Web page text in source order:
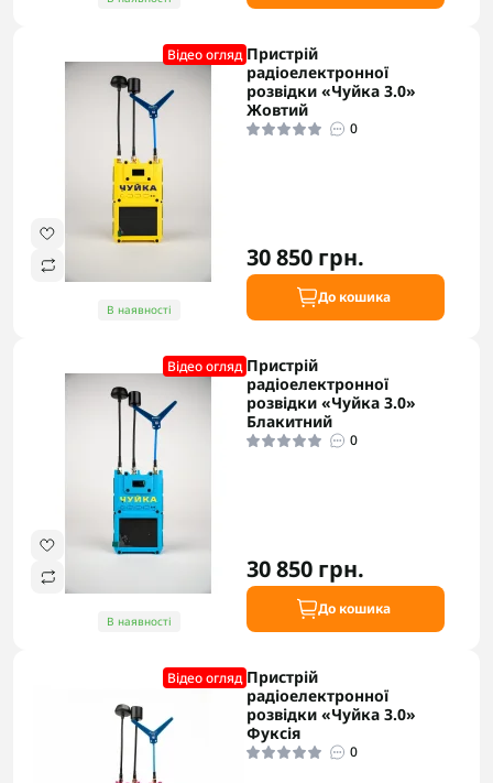
Відео огляд
В наявності
Пристрій
радіоелектронної
розвідки «Чуйка 3.0»
Жовтий
0
30 850 грн.
До кошика
Відео огляд
В наявності
Пристрій
радіоелектронної
розвідки «Чуйка 3.0»
Блакитний
0
30 850 грн.
До кошика
Відео огляд Пристрій
радіоелектронної
розвідки «Чуйка 3.0»
Фуксія
0